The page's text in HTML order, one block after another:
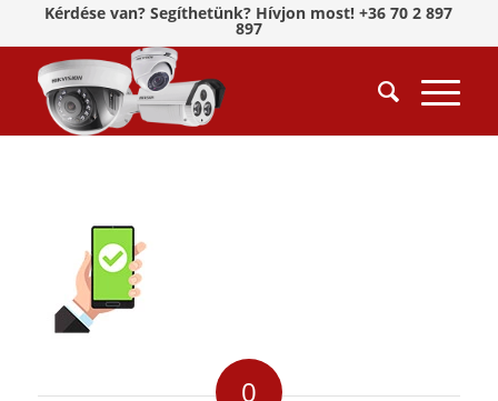
Kérdése van? Segíthetünk? Hívjon most! +36 70 2 897
897
0